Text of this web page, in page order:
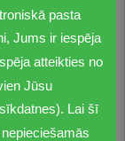
pareizi
ne tikai
laukumu,
sniegs,
bloķē
pasta
Jums ir iespēja
atteikties no
Jūsu
Lai šī